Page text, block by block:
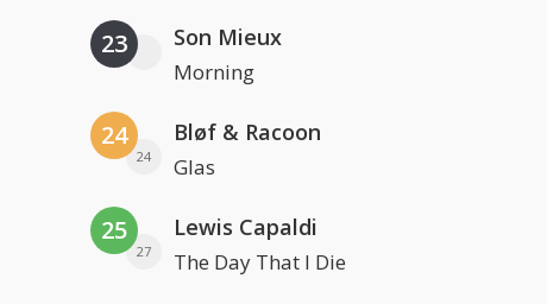
23 Son Mieux
Morning
24
24
Bløf & Racoon
Glas
25
27
Lewis Capaldi
The Day That I Die